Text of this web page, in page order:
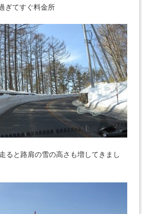
ぎてすぐ料金所
ると路肩の雪の高さも増してきまし